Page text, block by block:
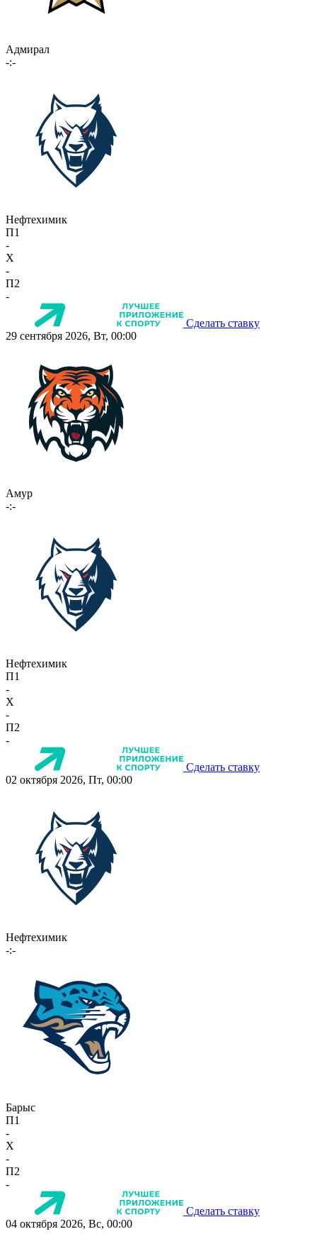
Адмирал
-:-
Нефтехимик
П1
-
X
-
П2
-
Сделать ставку
29 сентября 2026, Вт, 00:00
Амур
-:-
Нефтехимик
П1
-
X
-
П2
-
Сделать ставку
02 октября 2026, Пт, 00:00
Нефтехимик
-:-
Барыс
П1
-
X
-
П2
-
Сделать ставку
04 октября 2026, Вс, 00:00